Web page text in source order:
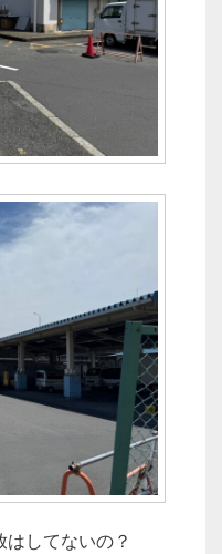
してないの？